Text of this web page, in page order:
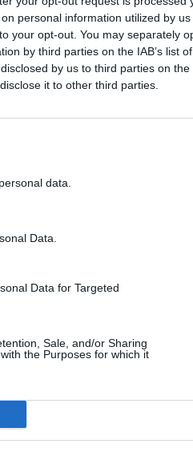
personal information utilized by
your opt-out. You may separately
by third parties on the IAB’s list
by us to third parties on the
it to other third parties.
data.
Data.
Data for Targeted
Sale, and/or Sharing
the Purposes for which it
Mikor?
előrejelzés 60napos